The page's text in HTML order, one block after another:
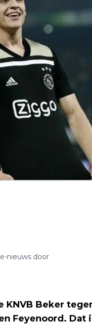
nieuws door
KNVB Beker
Feyenoord. Dat